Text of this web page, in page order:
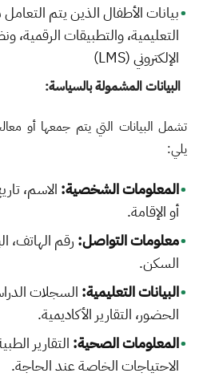
بيانات الأطفال الذين يتم
التعليمية، والتطبيقات الرقمية،
الإلكتروني (LMS)
البيانات المشمولة بالسياسة:
تشمل البيانات التي يتم جمعها أو
يلي:
المعلومات الشخصية: الاسم،
أو الإقامة.
معلومات التواصل: رقم الهاتف،
السكن.
البيانات التعليمية: السجلات
الحضور، التقارير الأكاديمية.
المعلومات الصحية: التقارير
الاحتياجات الخاصة عند الحاجة.